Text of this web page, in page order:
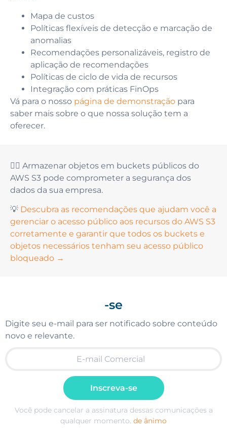
Mapa de custos
Políticas flexíveis de detecção e marcação de
anomalias
Recomendações personalizáveis, registro de
aplicação de recomendações
Políticas de ciclo de vida de recursos
Integração com práticas FinOps
Vá para o nosso página de demonstração para
saber mais sobre o que nossa solução tem a
oferecer.
👆🏻 Armazenar objetos em buckets públicos do
AWS S3 pode comprometer a segurança dos
dados da sua empresa.
💡 Descubra as recomendações que ajudam você a
gerenciar o acesso público aos recursos do AWS S3
corretamente e garantir que todos os buckets e
objetos necessários tenham seu acesso público
bloqueado →
-se
Digite seu e-mail para ser notificado sobre conteúdo
novo e relevante.
Inscreva-se
Você pode cancelar a assinatura dessas comunicações a
qualquer momento. de ânimo